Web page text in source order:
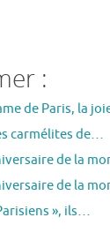
:
de Paris, la
carmélites de…
de la
de la
», ils…